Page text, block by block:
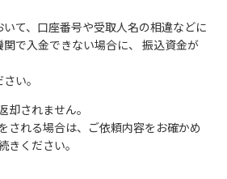
て、口座番号や受取人名の相違などに
関で入金できない場合に、 振込資金が
い。
却されません。
される場合は、ご依頼内容をお確かめ
きください。